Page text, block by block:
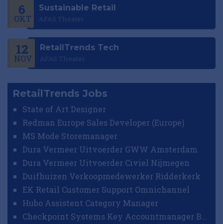
6
OKT
Sustainable Retail
AFAS Theater
12
NOV
RetailTrends Tech
AFAS Theater
RetailTrends Jobs
State of Art Designer
Redman Europe Sales Developer (Europe)
MS Mode Storemanager
Dura Vermeer Uitvoerder GWW Amsterdam
Dura Vermeer Uitvoerder Civiel Nijmegen
Duifhuizen Verkoopmedewerker Ridderkerk
EK Retail Customer Support Omnichannel
Hubo Assistent Category Manager